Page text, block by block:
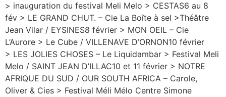
> inauguration du festival Meli Melo > CESTAS6 au 8
fév > LE GRAND CHUT. – Cie La Boîte à sel >Théâtre
Jean Vilar / EYSINES8 février > MON OEIL – Cie
L’Aurore > Le Cube / VILLENAVE D’ORNON10 février
> LES JOLIES CHOSES – Le Liquidambar > Festival Meli
Melo / SAINT JEAN D’ILLAC10 et 11 février > NOTRE
AFRIQUE DU SUD / OUR SOUTH AFRICA – Carole,
Oliver & Cies > Festival Méli Mélo Centre Simone